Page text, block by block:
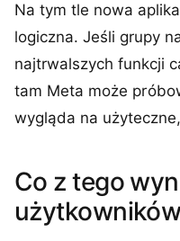
Na tym tle nowa
logiczna. Jeśli grupy
najtrwalszych funkcji
tam Meta może
wygląda na
Co z tego